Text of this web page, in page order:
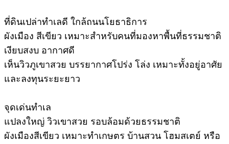
ที่ดินเปล่าทำเลดี ใกล้ถนนโยธาธิการ
ผังเมือง สีเขียว เหมาะสำหรับคนที่มองหาพื้นที่ธรรมชาติ
เงียบสงบ อากาศดี
เห็นวิวภูเขาสวย บรรยากาศโปร่ง โล่ง เหมาะทั้งอยู่อาศัย
และลงทุนระยะยาว
จุดเด่นทำเล
แปลงใหญ่ วิวเขาสวย รอบล้อมด้วยธรรมชาติ
ผังเมืองสีเขียว เหมาะทำเกษตร บ้านสวน โฮมสเตย์ หรือ